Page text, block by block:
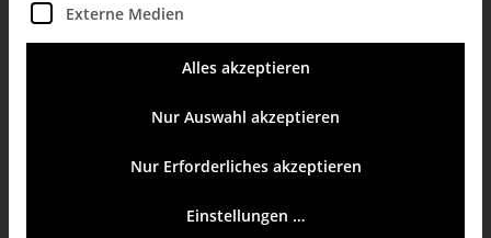
Quelle: Wall Street Journal, links 06.01.2012
Hier hat man so ausgerechnet: Wie weit sind alle Werte vom
Unterschiede? Sieht man nicht mehr.
Externe Medien
Alles akzeptieren
Nur Auswahl akzeptieren
Nur Erforderliches akzeptieren
Einstellungen …